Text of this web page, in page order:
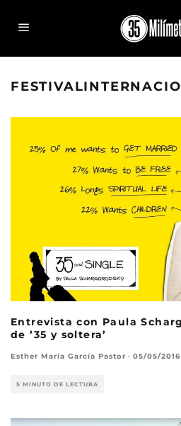
Entrevista con Paula
de ’35 y soltera’
Esther María García Pastor · 05/05/2016
5 MINUTO DE LECTURA